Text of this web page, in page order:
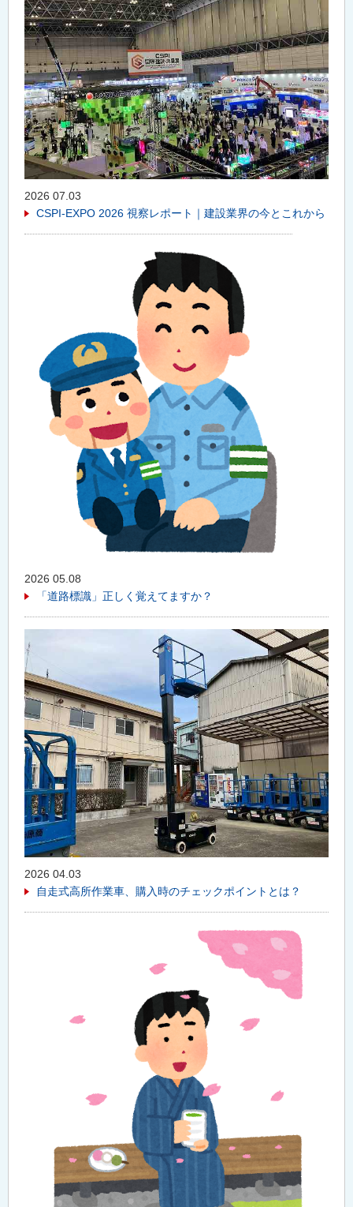
2026 07.03
CSPI-EXPO 2026 視察レポート｜建設業界の今とこれから
2026 05.08
「道路標識」正しく覚えてますか？
2026 04.03
自走式高所作業車、購入時のチェックポイントとは？